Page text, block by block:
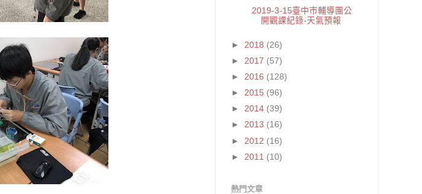
2019-3-15臺中市輔導團公
開觀課紀錄-天氣預報
► 2018 (26)
► 2017 (57)
► 2016 (128)
► 2015 (96)
► 2014 (39)
► 2013 (16)
► 2012 (16)
► 2011 (10)
熱門文章